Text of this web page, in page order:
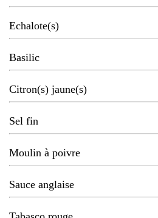
Echalote(s)
Basilic
Citron(s) jaune(s)
Sel fin
Moulin à poivre
Sauce anglaise